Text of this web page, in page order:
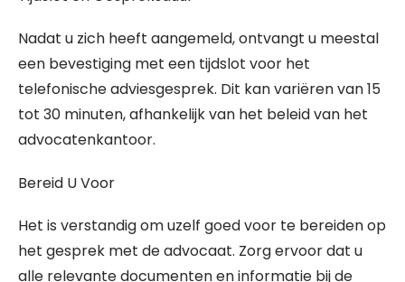
Nadat u zich heeft aangemeld, ontvangt u meestal
een bevestiging met een tijdslot voor het
telefonische adviesgesprek. Dit kan variëren van 15
tot 30 minuten, afhankelijk van het beleid van het
advocatenkantoor.
Bereid U Voor
Het is verstandig om uzelf goed voor te bereiden op
het gesprek met de advocaat. Zorg ervoor dat u
alle relevante documenten en informatie bij de